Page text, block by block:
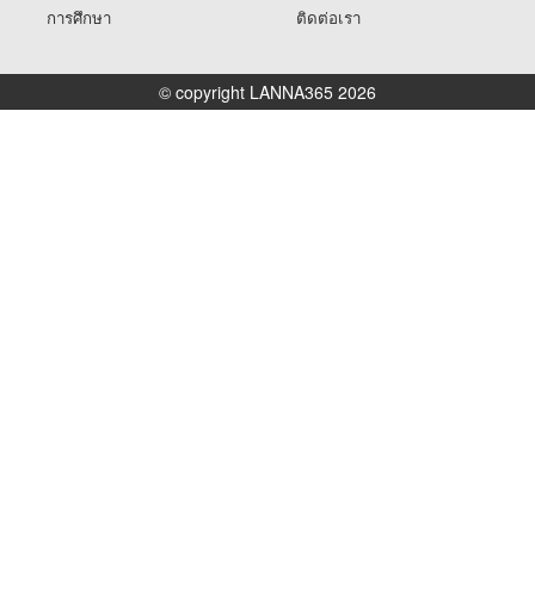
การศึกษา ติดต่อเรา
© copyright LANNA365 2026